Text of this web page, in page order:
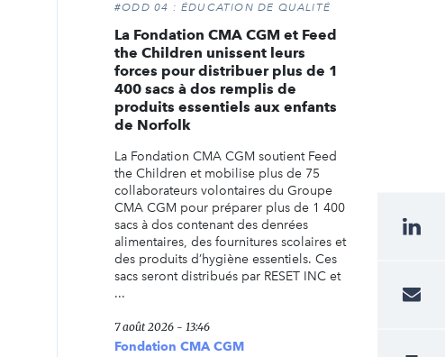
#ODD 04 : ÉDUCATION DE QUALITÉ
La Fondation CMA CGM et Feed
the Children unissent leurs
forces pour distribuer plus de 1
400 sacs à dos remplis de
produits essentiels aux enfants
de Norfolk
La Fondation CMA CGM soutient Feed
the Children et mobilise plus de 75
collaborateurs volontaires du Groupe
CMA CGM pour préparer plus de 1 400
sacs à dos contenant des denrées
alimentaires, des fournitures scolaires et
des produits d’hygiène essentiels. Ces
sacs seront distribués par RESET INC et
...
7 août 2026 - 13:46
Fondation CMA CGM